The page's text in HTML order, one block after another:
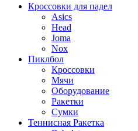
Кроссовки для падел
Asics
Head
Joma
Nox
Пиклбол
Кроссовки
Мячи
Оборудование
Ракетки
Сумки
Теннисная Ракетка